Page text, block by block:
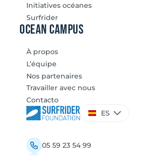
Elegir
un
ES
05 59 23 54 99
Initiatives océanes
Surfrider
Ocean Campus
À propos
L’équipe
Nos partenaires
Travailler avec nous
Contacto